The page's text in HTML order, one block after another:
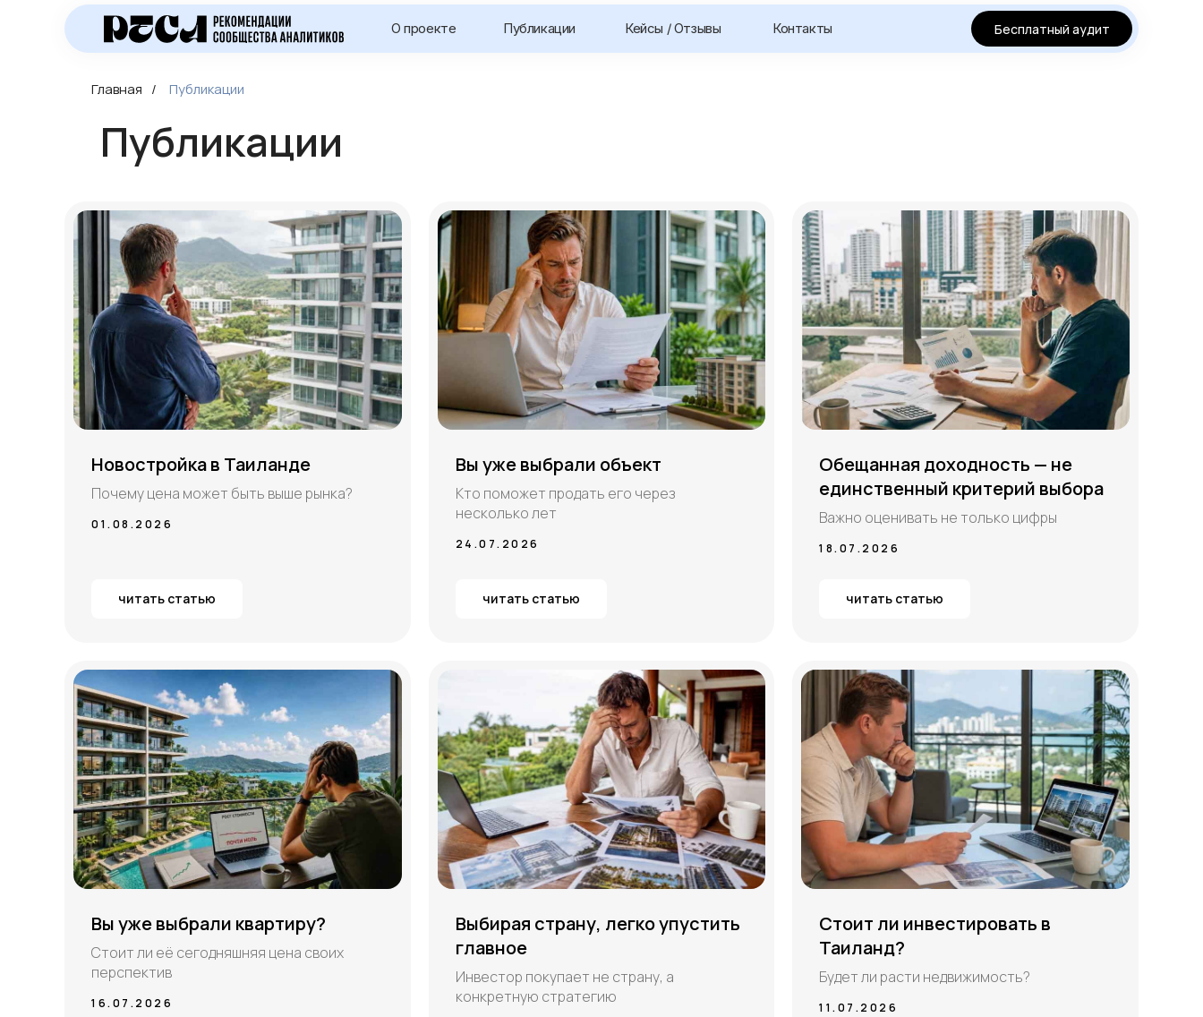
Контакты
Кейсы / Отзывы
Публикации
О проекте Бесплатный аудит
Экспресс-аудит объекта
недвижимости
Бесплатный экспресс-аудит объекта
недвижимости в Таиланде перед покупкой
Я согласен сполитикой конфиденциальности
длительность: 10 минут стоимость: Бесплатно
Главная / Публикации
Публикации
Новостройка в Таиланде
Почему цена может быть выше рынка?
01.08.2026
читать статью
Вы уже выбрали объект
Кто поможет продать его через
несколько лет
24.07.2026
читать статью
Обещанная доходность — не
единственный критерий выбора
Важно оценивать не только цифры
18.07.2026
читать статью
Вы уже выбрали квартиру?
Стоит ли её сегодняшняя цена своих
перспектив
16.07.2026
Выбирая страну, легко упустить
главное
Инвестор покупает не страну, а
конкретную стратегию
Стоит ли инвестировать в
Таиланд?
Будет ли расти недвижимость?
11.07.2026